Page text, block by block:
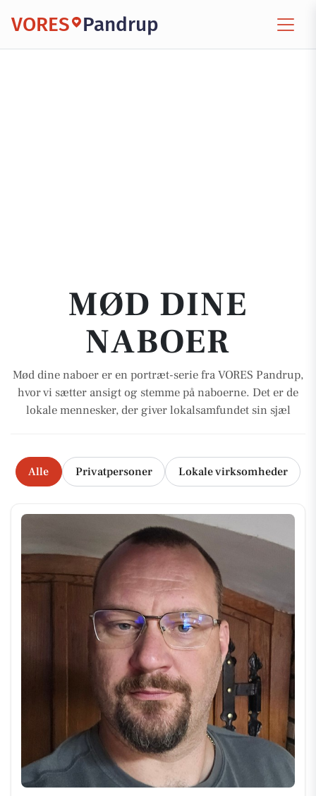
VORES Pandrup
MØD DINE
NABOER
Mød dine naboer er en portræt-serie fra VORES Pandrup,
hvor vi sætter ansigt og stemme på naboerne. Det er de
lokale mennesker, der giver lokalsamfundet sin sjæl
Alle Privatpersoner Lokale virksomheder